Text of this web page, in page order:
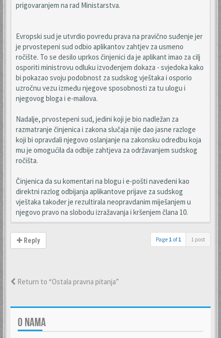
prigovaranjem na rad Ministarstva.
Evropski sud je utvrdio povredu prava na pravično suđenje jer
je prvostepeni sud odbio aplikantov zahtjev za usmeno
ročište. To se desilo uprkos činjenici da je aplikant imao za cilj
osporiti ministrovu odluku izvođenjem dokaza - svjedoka kako
bi pokazao svoju podobnost za sudskog vještaka i osporio
uzročnu vezu između njegove sposobnosti za tu ulogu i
njegovog bloga i e-mailova.
Nadalje, prvostepeni sud, jedini koji je bio nadležan za
razmatranje činjenica i zakona slučaja nije dao jasne razloge
koji bi opravdali njegovo oslanjanje na zakonsku odredbu koja
mu je omogućila da odbije zahtjeva za održavanjem sudskog
ročišta.
Činjenica da su komentari na blogu i e-pošti navedeni kao
direktni razlog odbijanja aplikantove prijave za sudskog
vještaka također je rezultirala neopravdanim miješanjem u
njegovo pravo na slobodu izražavanja i kršenjem člana 10.
Reply Page 1 of1 1 post
Return to “Ostala pravna pitanja”
O NAMA